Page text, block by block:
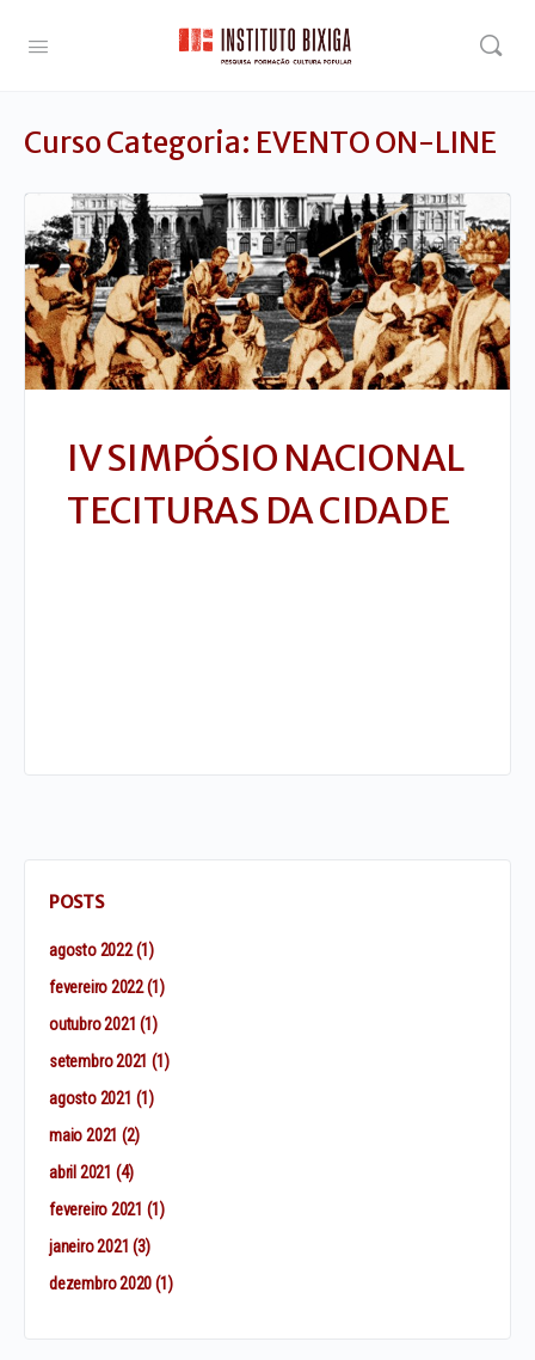
Curso Categoria: EVENTO ON-LINE
IV SIMPÓSIO NACIONAL
TECITURAS DA CIDADE
POSTS
agosto 2022(1)
fevereiro 2022(1)
outubro 2021 (1)
setembro 2021 (1)
agosto 2021 (1)
maio 2021 (2)
abril 2021 (4)
fevereiro 2021 (1)
janeiro 2021 (3)
dezembro 2020(1)